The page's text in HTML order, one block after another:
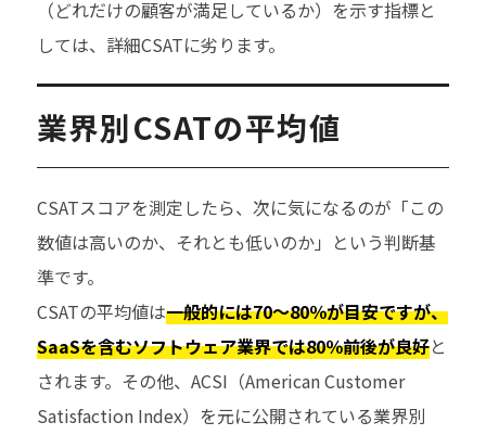
（どれだけの顧客が満足しているか）を示す指標と
しては、詳細CSATに劣ります。
業界別CSATの平均値
CSATスコアを測定したら、次に気になるのが「この
数値は高いのか、それとも低いのか」という判断基
準です。
CSATの平均値は一般的には70〜80％が目安ですが、
SaaSを含むソフトウェア業界では80％前後が良好と
されます。その他、ACSI（American Customer
Satisfaction Index）を元に公開されている業界別